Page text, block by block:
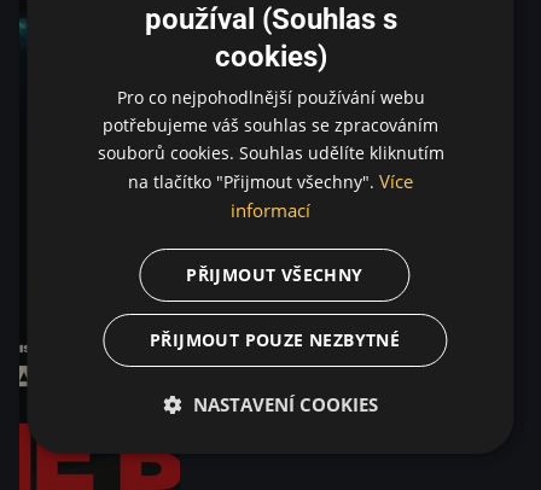
používal (Souhlas s
cookies)
Pro co nejpohodlnější používání webu
potřebujeme váš souhlas se zpracováním
souborů cookies. Souhlas udělíte kliknutím
na tlačítko "Přijmout všechny". Více
informací
PŘIJMOUT VŠECHNY
PŘIJMOUT POUZE NEZBYTNÉ
NASTAVENÍ COOKIES